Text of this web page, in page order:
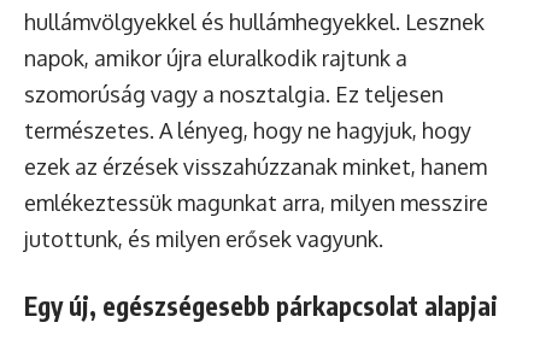
hullámvölgyekkel és hullámhegyekkel. Lesznek
napok, amikor újra eluralkodik rajtunk a
szomorúság vagy a nosztalgia. Ez teljesen
természetes. A lényeg, hogy ne hagyjuk, hogy
ezek az érzések visszahúzzanak minket, hanem
emlékeztessük magunkat arra, milyen messzire
jutottunk, és milyen erősek vagyunk.
Egy új, egészségesebb párkapcsolat alapjai